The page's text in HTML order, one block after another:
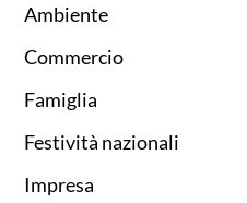
Ambiente
Commercio
Famiglia
Festività nazionali
Impresa